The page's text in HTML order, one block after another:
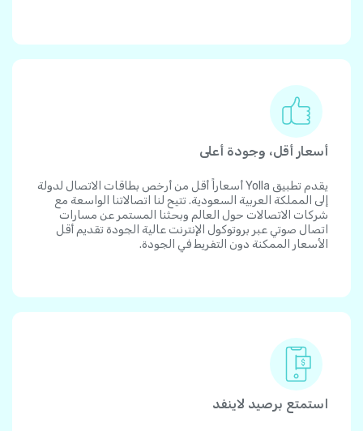
أسعار أقل، وجودة أعلى
يقدم تطبيق Yolla أسعاراً أقل من أرخص بطاقات الاتصال لدولة
إلى المملكة العربية السعودية. تتيح لنا اتصالاتنا الواسعة مع
شركات الاتصالات حول العالم وبحثنا المستمر عن مسارات
اتصال صوتي عبر بروتوكول الإنترنت عالية الجودة تقديم أقل
الأسعار الممكنة دون التفريط في الجودة.
استمتع برصيد لاينفد